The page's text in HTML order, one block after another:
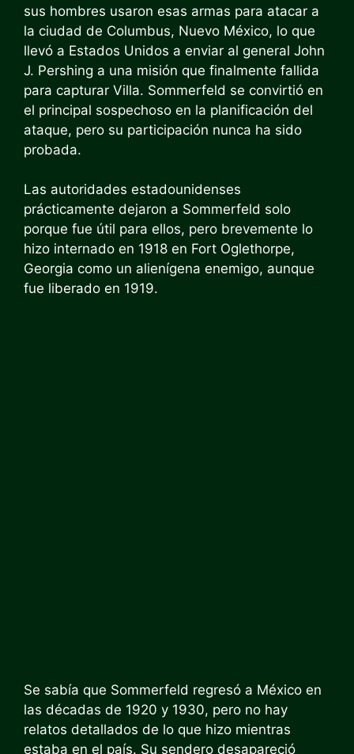
sus hombres usaron esas armas para atacar a
la ciudad de Columbus, Nuevo México, lo que
llevó a Estados Unidos a enviar al general John
J. Pershing a una misión que finalmente fallida
para capturar Villa. Sommerfeld se convirtió en
el principal sospechoso en la planificación del
ataque, pero su participación nunca ha sido
probada.
Las autoridades estadounidenses
prácticamente dejaron a Sommerfeld solo
porque fue útil para ellos, pero brevemente lo
hizo internado en 1918 en Fort Oglethorpe,
Georgia como un alienígena enemigo, aunque
fue liberado en 1919.
Se sabía que Sommerfeld regresó a México en
las décadas de 1920 y 1930, pero no hay
relatos detallados de lo que hizo mientras
estaba en el país. Su sendero desapareció